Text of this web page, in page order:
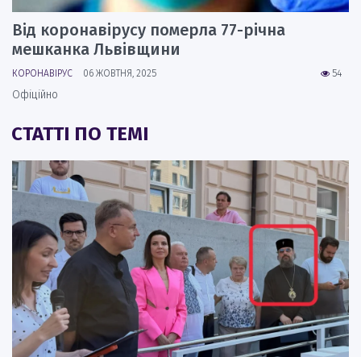
Від коронавірусу померла 77-річна
мешканка Львівщини
54
КОРОНАВІРУС 06 ЖОВТНЯ, 2025
Офіційно
СТАТТІ ПО ТЕМІ